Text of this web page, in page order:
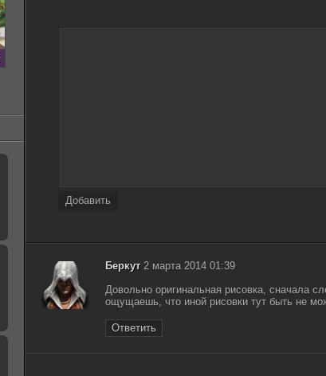
Пожиратель душ в Оксфорде (2025) МР3
Добавить
Беркут2 марта 2014 01:39
Довольно оригинальная рисовка, сначала
ощущаешь, что иной рисовки тут быть не
Ответить